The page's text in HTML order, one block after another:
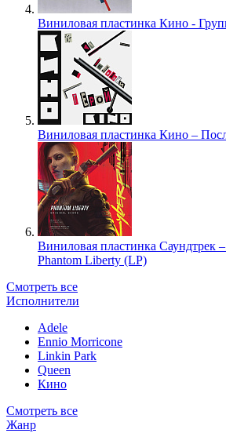
Виниловая пластинка Кино -
Виниловая пластинка Кино –
Виниловая пластинка Саундтрек
Phantom Liberty (LP)
Смотреть все
Исполнители
Adele
Ennio Morricone
Linkin Park
Queen
Кино
Смотреть все
Жанр